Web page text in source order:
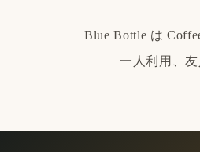
Blue Bottle は
一人利用、